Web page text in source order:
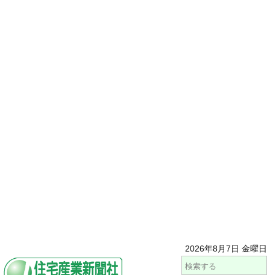
2026年8月7日 金曜日